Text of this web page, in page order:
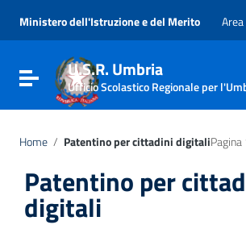
Vai al menu di navigazione
Vai al footer
Ministero dell'Istruzione e del Merito
Attiva / disattiva la navigazione
U.S.R. Umbria
Ufficio Scolastico Regionale per
Home / Patentino per cittadini digitaliPagina
Patentino per
digitali